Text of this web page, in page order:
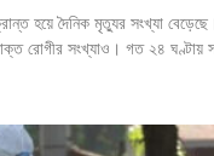
হয়ে দৈনিক মৃত্যুর সংখ্যা
রোগীর সংখ্যাও। গত ২৪ ঘণ্টায়